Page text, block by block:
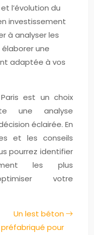
l’évolution du
investissement
à analyser les
une
adaptée à vos
est un choix
une analyse
éclairée. En
et les conseils
pourrez identifier
les plus
votre
Un lest béton
préfabriqué pour